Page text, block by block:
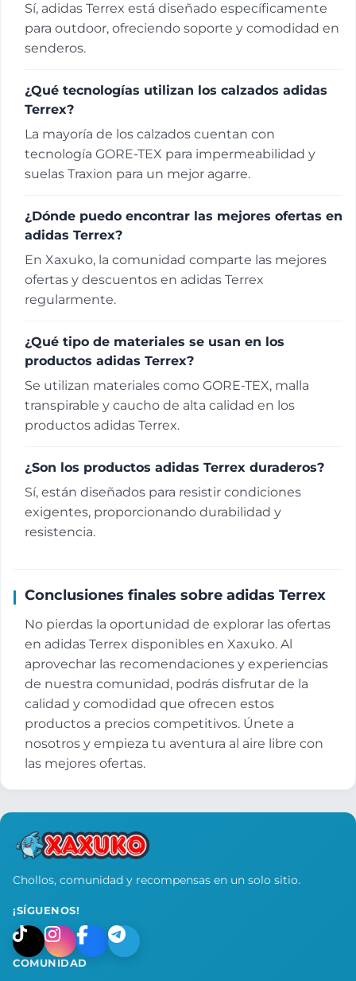
Sí, adidas Terrex está diseñado específicamente
para outdoor, ofreciendo soporte y comodidad en
senderos.
¿Qué tecnologías utilizan los calzados adidas
Terrex?
La mayoría de los calzados cuentan con
tecnología GORE-TEX para impermeabilidad y
suelas Traxion para un mejor agarre.
¿Dónde puedo encontrar las mejores ofertas en
adidas Terrex?
En Xaxuko, la comunidad comparte las mejores
ofertas y descuentos en adidas Terrex
regularmente.
¿Qué tipo de materiales se usan en los
productos adidas Terrex?
Se utilizan materiales como GORE-TEX, malla
transpirable y caucho de alta calidad en los
productos adidas Terrex.
¿Son los productos adidas Terrex duraderos?
Sí, están diseñados para resistir condiciones
exigentes, proporcionando durabilidad y
resistencia.
Conclusiones finales sobre adidas Terrex
No pierdas la oportunidad de explorar las ofertas
en adidas Terrex disponibles en Xaxuko. Al
aprovechar las recomendaciones y experiencias
de nuestra comunidad, podrás disfrutar de la
calidad y comodidad que ofrecen estos
productos a precios competitivos. Únete a
nosotros y empieza tu aventura al aire libre con
las mejores ofertas.
Chollos, comunidad y recompensas en un solo sitio.
¡SÍGUENOS!
COMUNIDAD